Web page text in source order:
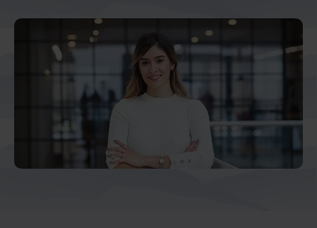
Asia-Pacific and India
Europe and Southern Africa
Latin America
Middle East North Africa And
North America